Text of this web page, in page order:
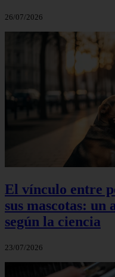
26/07/2026
El vínculo entre
sus mascotas: un
según la ciencia
23/07/2026